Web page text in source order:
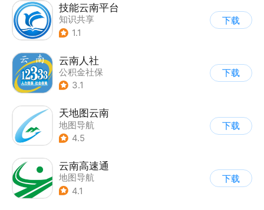
技能云南平台
知识共享
1.1
下载
云南人社
公积金社保
3.1
下载
天地图云南
地图导航
4.5
下载
云南高速通
地图导航
4.1
下载